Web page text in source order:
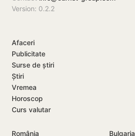
Version: 0.2.2
Afaceri
Publicitate
Surse de știri
Știri
Vremea
Horoscop
Curs valutar
România Bulgaria